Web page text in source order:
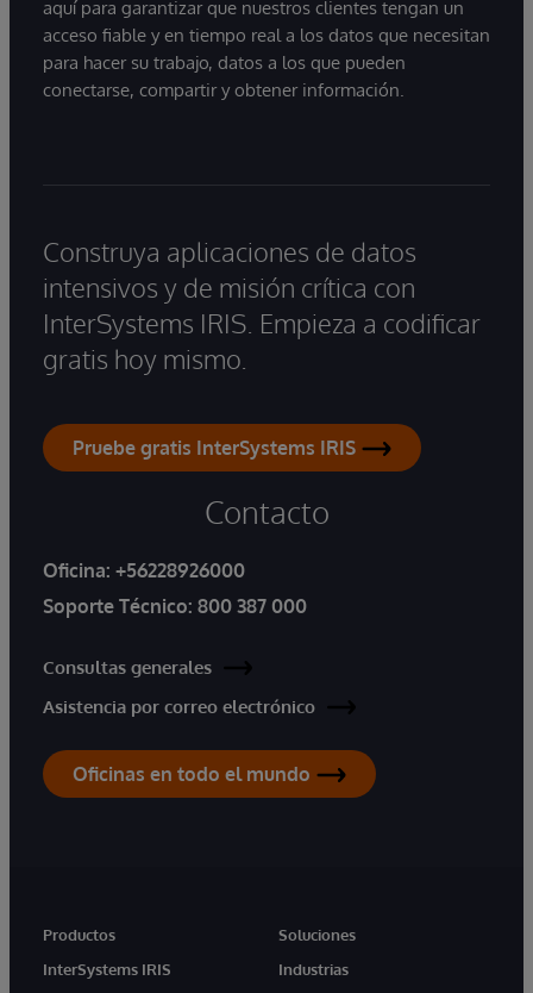
aquí para garantizar que nuestros clientes tengan un
acceso fiable y en tiempo real a los datos que necesitan
para hacer su trabajo, datos a los que pueden
conectarse, compartir y obtener información.
Construya aplicaciones de datos
intensivos y de misión crítica con
InterSystems IRIS. Empieza a codificar
gratis hoy mismo.
Pruebe gratis InterSystems IRIS
Contacto
Oficina: +56228926000
Soporte Técnico: 800 387 000
Consultas generales
Asistencia por correo electrónico
Oficinas en todo el mundo
Productos
InterSystems IRIS
Soluciones
Industrias